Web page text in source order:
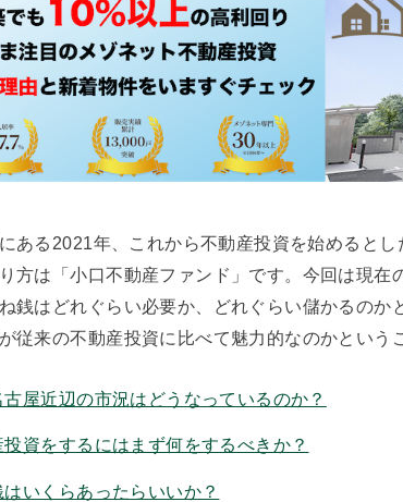
ある2021年、これから不動産投資を始めると
方は「小口不動産ファンド」です。今回は現在
銭はどれぐらい必要か、どれぐらい儲かるの
従来の不動産投資に比べて魅力的なのかという
古屋近辺の市況はどうなっているのか？
資をするにはまず何をするべきか？
はいくらあったらいいか？